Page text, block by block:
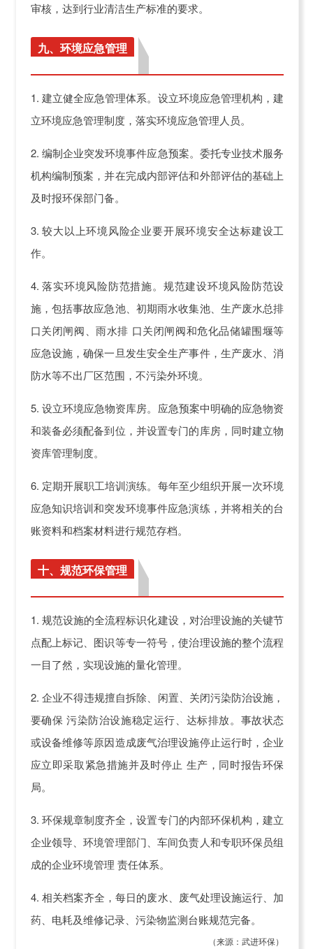
审核，达到行业清洁生产标准的要求。
九、环境应急管理
1. 建立健全应急管理体系。设立环境应急管理机构，建
立环境应急管理制度，落实环境应急管理人员。
2. 编制企业突发环境事件应急预案。委托专业技术服务
机构编制预案，并在完成内部评估和外部评估的基础上
及时报环保部门备。
3. 较大以上环境风险企业要开展环境安全达标建设工
作。
4. 落实环境风险防范措施。规范建设环境风险防范设
施，包括事故应急池、初期雨水收集池、生产废水总排
口关闭闸阀、雨水排 口关闭闸阀和危化品储罐围堰等
应急设施，确保一旦发生安全生产事件，生产废水、消
防水等不出厂区范围，不污染外环境。
5. 设立环境应急物资库房。应急预案中明确的应急物资
和装备必须配备到位，并设置专门的库房，同时建立物
资库管理制度。
6. 定期开展职工培训演练。每年至少组织开展一次环境
应急知识培训和突发环境事件应急演练，并将相关的台
账资料和档案材料进行规范存档。
十、规范环保管理
1. 规范设施的全流程标识化建设，对治理设施的关键节
点配上标记、图识等专一符号，使治理设施的整个流程
一目了然，实现设施的量化管理。
2. 企业不得违规擅自拆除、闲置、关闭污染防治设施，
要确保 污染防治设施稳定运行、达标排放。事故状态
或设备维修等原因造成废气治理设施停止运行时，企业
应立即采取紧急措施并及时停止 生产，同时报告环保
局。
3. 环保规章制度齐全，设置专门的内部环保机构，建立
企业领导、环境管理部门、车间负责人和专职环保员组
成的企业环境管理 责任体系。
4. 相关档案齐全，每日的废水、废气处理设施运行、加
药、电耗及维修记录、污染物监测台账规范完备。
（来源：武进环保）